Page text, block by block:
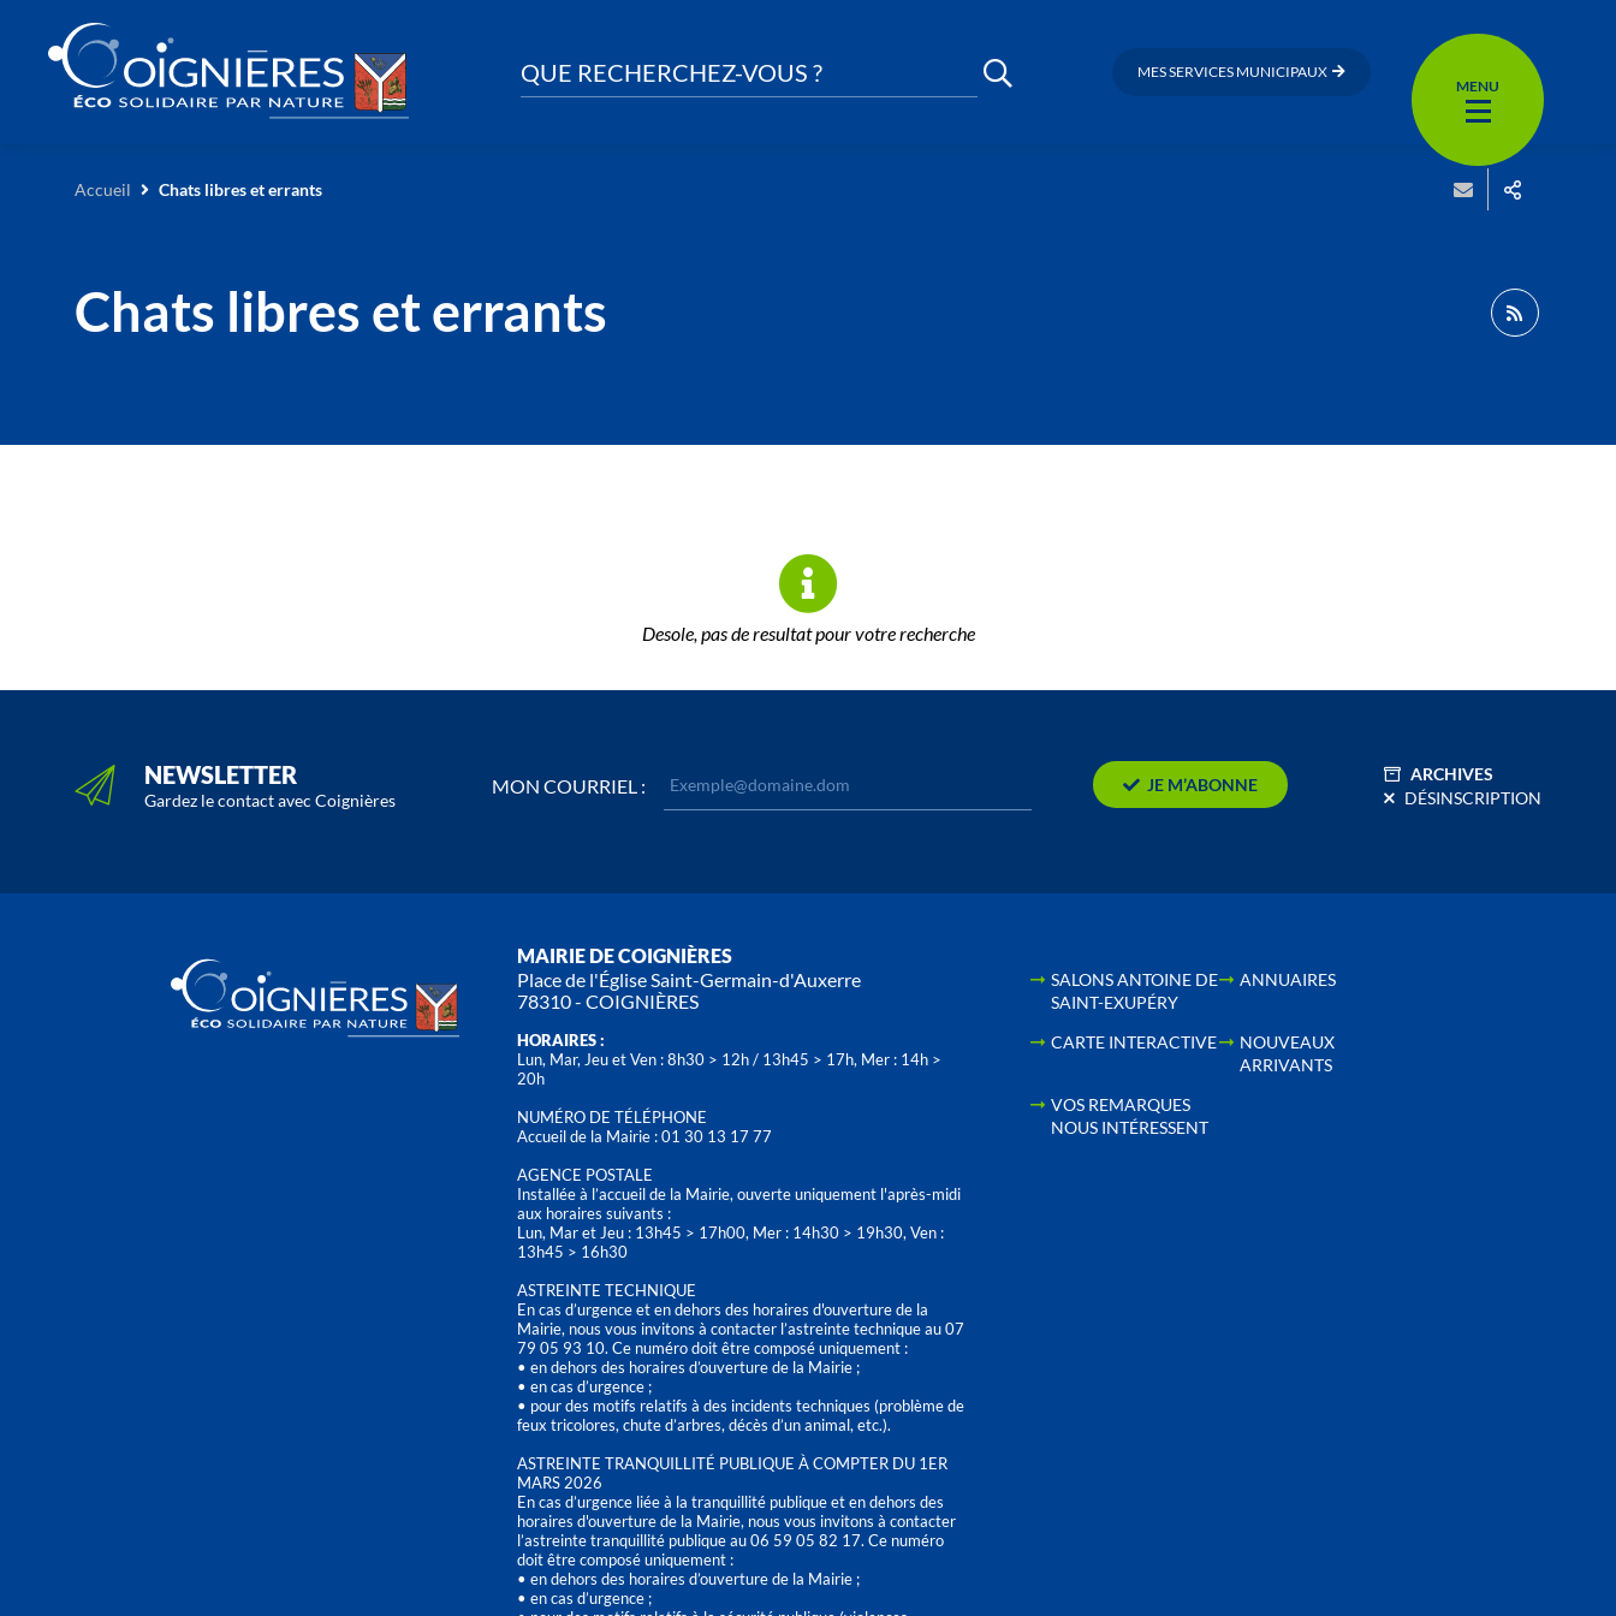
QUE RECHERCHEZ-VOUS ? MES SERVICES MUNICIPAUX
MENU
Accueil Chats libres et errants
Chats libres et errants
Desole, pas de resultat pour votre recherche
NEWSLETTER
Gardez le contact avec Coignières
MON COURRIEL : JE M’ABONNE
ARCHIVES
DÉSINSCRIPTION
MAIRIE DE COIGNIÈRES
Place de l'Église Saint-Germain-d'Auxerre
78310 - COIGNIÈRES
HORAIRES :
Lun, Mar, Jeu et Ven : 8h30 > 12h / 13h45 > 17h, Mer : 14h >
20h
NUMÉRO DE TÉLÉPHONE
Accueil de la Mairie : 01 30 13 17 77
AGENCE POSTALE
Installée à l’accueil de la Mairie, ouverte uniquement l'après-midi
aux horaires suivants :
Lun, Mar et Jeu : 13h45 > 17h00, Mer : 14h30 > 19h30, Ven :
13h45 > 16h30
ASTREINTE TECHNIQUE
En cas d’urgence et en dehors des horaires d'ouverture de la
Mairie, nous vous invitons à contacter l’astreinte technique au 07
79 05 93 10. Ce numéro doit être composé uniquement :
• en dehors des horaires d’ouverture de la Mairie ;
• en cas d’urgence ;
• pour des motifs relatifs à des incidents techniques (problème de
feux tricolores, chute d’arbres, décès d’un animal, etc.).
ASTREINTE TRANQUILLITÉ PUBLIQUE À COMPTER DU 1ER
MARS 2026
En cas d’urgence liée à la tranquillité publique et en dehors des
horaires d'ouverture de la Mairie, nous vous invitons à contacter
l’astreinte tranquillité publique au 06 59 05 82 17. Ce numéro
doit être composé uniquement :
• en dehors des horaires d’ouverture de la Mairie ;
• en cas d’urgence ;
SALONS ANTOINE DE
SAINT-EXUPÉRY
ANNUAIRES
CARTE INTERACTIVE
NOUVEAUX
ARRIVANTS
VOS REMARQUES
NOUS INTÉRESSENT